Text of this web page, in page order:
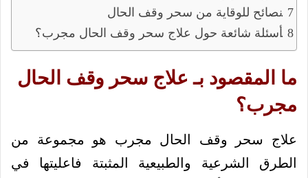
نصائح للوقاية من سحر وقف الحال
أسئلة شائعة حول علاج سحر وقف الحال مجرب؟
ما المقصود بـ علاج سحر وقف الحال
مجرب؟
علاج سحر وقف الحال مجرب هو مجموعة من
الطرق الشرعية والطبيعية المثبتة فاعليتها في